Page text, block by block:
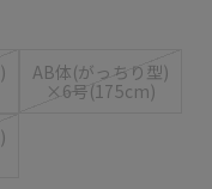
AB体(がっちり型)
×6号(175cm)